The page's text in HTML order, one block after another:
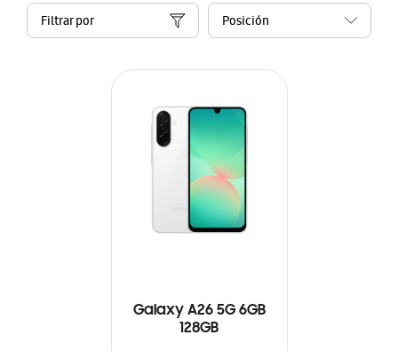
Filtrar por
Galaxy A26 5G 6GB
128GB